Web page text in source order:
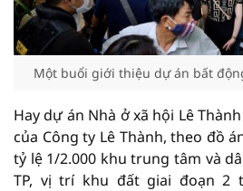
Một buổi giới thiệu dự án bất
Hay dự án Nhà ở xã hội Lê
của Công ty Lê Thành, theo đồ
tỷ lệ 1/2.000 khu trung tâm và
TP, vị trí khu đất giai đoạn 2